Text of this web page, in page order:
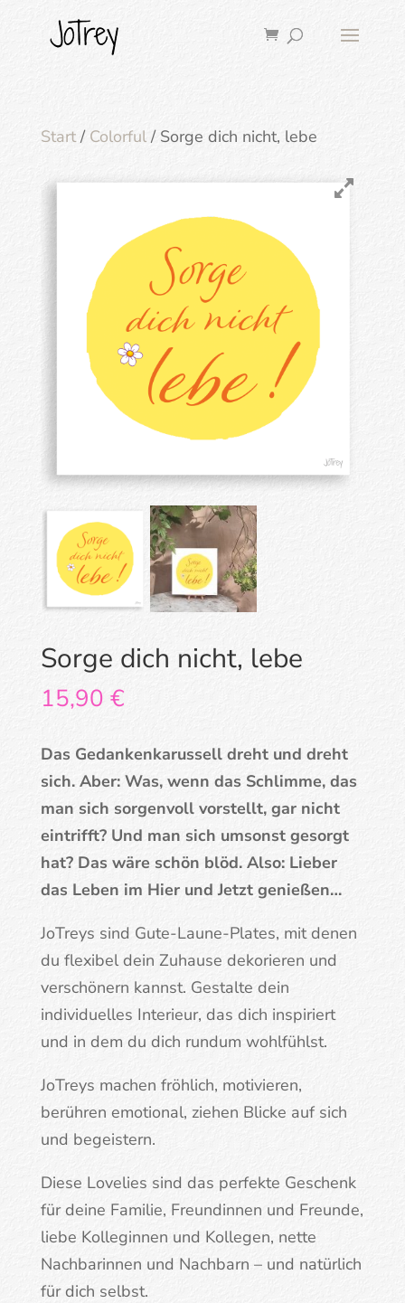
Start/ Colorful/ Sorge dich nicht, lebe
Sorge dich nicht, lebe
15,90 €
Das Gedankenkarussell dreht und dreht
sich. Aber: Was, wenn das Schlimme, das
man sich sorgenvoll vorstellt, gar nicht
eintrifft? Und man sich umsonst gesorgt
hat? Das wäre schön blöd. Also: Lieber
das Leben im Hier und Jetzt genießen…
JoTreys sind Gute-Laune-Plates, mit denen
du flexibel dein Zuhause dekorieren und
verschönern kannst. Gestalte dein
individuelles Interieur, das dich inspiriert
und in dem du dich rundum wohlfühlst.
JoTreys machen fröhlich, motivieren,
berühren emotional, ziehen Blicke auf sich
und begeistern.
Diese Lovelies sind das perfekte Geschenk
für deine Familie, Freundinnen und Freunde,
liebe Kolleginnen und Kollegen, nette
Nachbarinnen und Nachbarn – und natürlich
für dich selbst.